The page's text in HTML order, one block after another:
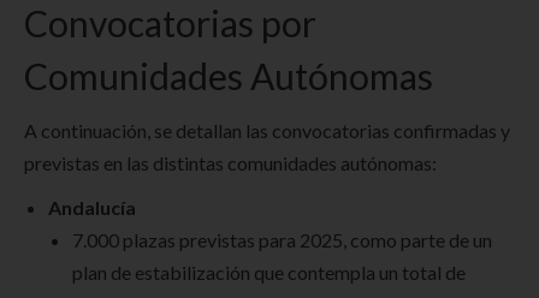
Convocatorias por
Comunidades Autónomas
A continuación, se detallan las convocatorias confirmadas y
previstas en las distintas comunidades autónomas:
Andalucía
7.000 plazas previstas para 2025, como parte de un
plan de estabilización que contempla un total de